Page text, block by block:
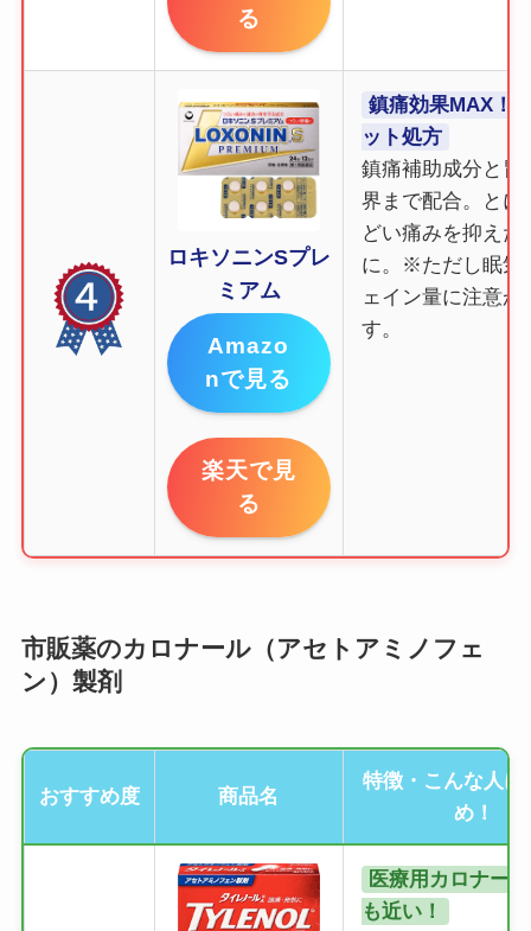
る
ロキソニンSプレ
ミアム
Amazo
nで見る
楽天で見
る
鎮痛効果MAX！
ット処方
鎮痛補助成分と胃
界まで配合。とに
どい痛みを抑えた
に。※ただし眠気
ェイン量に注意が
す。
市販薬のカロナール（アセトアミノフェ
ン）製剤
おすすめ度 商品名
特徴・こんな人に
め！
医療用カロナー
も近い！